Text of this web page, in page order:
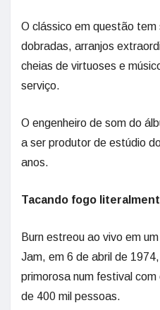
O clássico em questão tem
dobradas, arranjos
cheias de virtuoses e
serviço.
O engenheiro de som do
a ser produtor de estúdio
anos.
Tacando fogo
Burn estreou ao vivo em
Jam, em 6 de abril de
primorosa num festival
de 400 mil pessoas.